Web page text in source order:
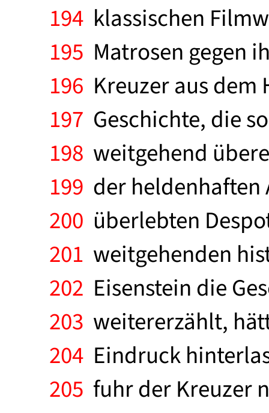
194 klassischen
195 Matrosen gegen
196 Kreuzer aus dem
197 Geschichte, die
198 weitgehend
199 der heldenhaften
200 überlebten
201 weitgehenden
202 Eisenstein die
203 weitererzählt,
204 Eindruck
205 fuhr der Kreuzer